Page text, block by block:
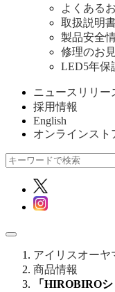
よくある
取扱説明
製品安全
修理のお
LED5年保
ニュースリリー
採用情報
English
オンラインスト
アイリスオーヤ
商品情報
「HIROBIRO